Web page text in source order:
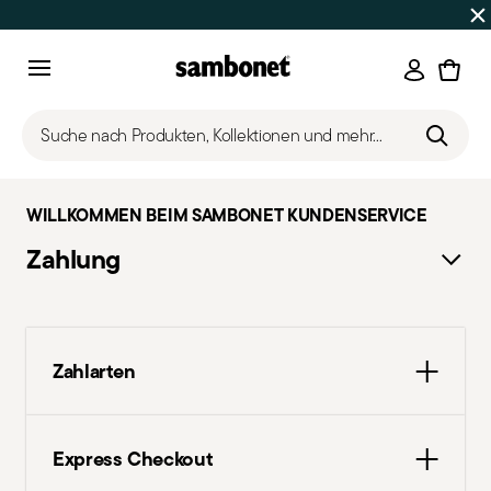
Bis zu 50% Rabatt | Bestellungen 7.–16.
Suche nach Produkten, Kollektionen und mehr...
WILLKOMMEN BEIM SAMBONET KUNDENSERVICE
Zahlung
Zahlarten
Wir garantieren, dass jede Transaktion 100%
sicher ist.
Express Checkout